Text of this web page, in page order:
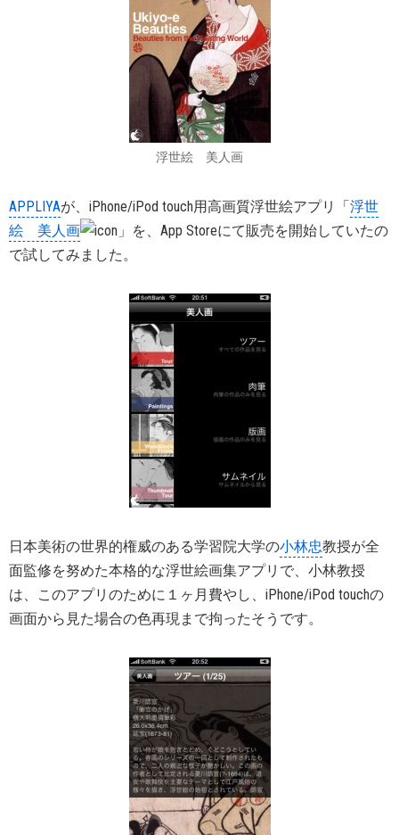
浮世絵 美人画
APPLIYAが、iPhone/iPod touch用高画質浮世絵アプリ「浮世
絵 美人画
」を、App Storeにて販売を開始していたの
で試してみました。
日本美術の世界的権威のある学習院大学の小林忠教授が全
面監修を努めた本格的な浮世絵画集アプリで、小林教授
は、このアプリのために１ヶ月費やし、iPhone/iPod touchの
画面から見た場合の色再現まで拘ったそうです。